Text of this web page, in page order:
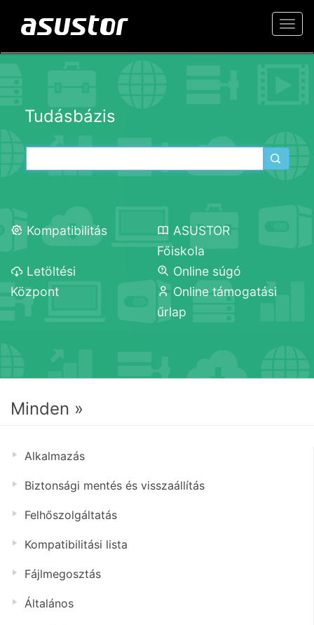
Tudásbázis
Kompatibilitás
ASUSTOR
Főiskola
Letöltési
Központ
Online súgó
Online támogatási
űrlap
Minden »
Alkalmazás
Biztonsági mentés és visszaállítás
Felhőszolgáltatás
Kompatibilitási lista
Fájlmegosztás
Általános